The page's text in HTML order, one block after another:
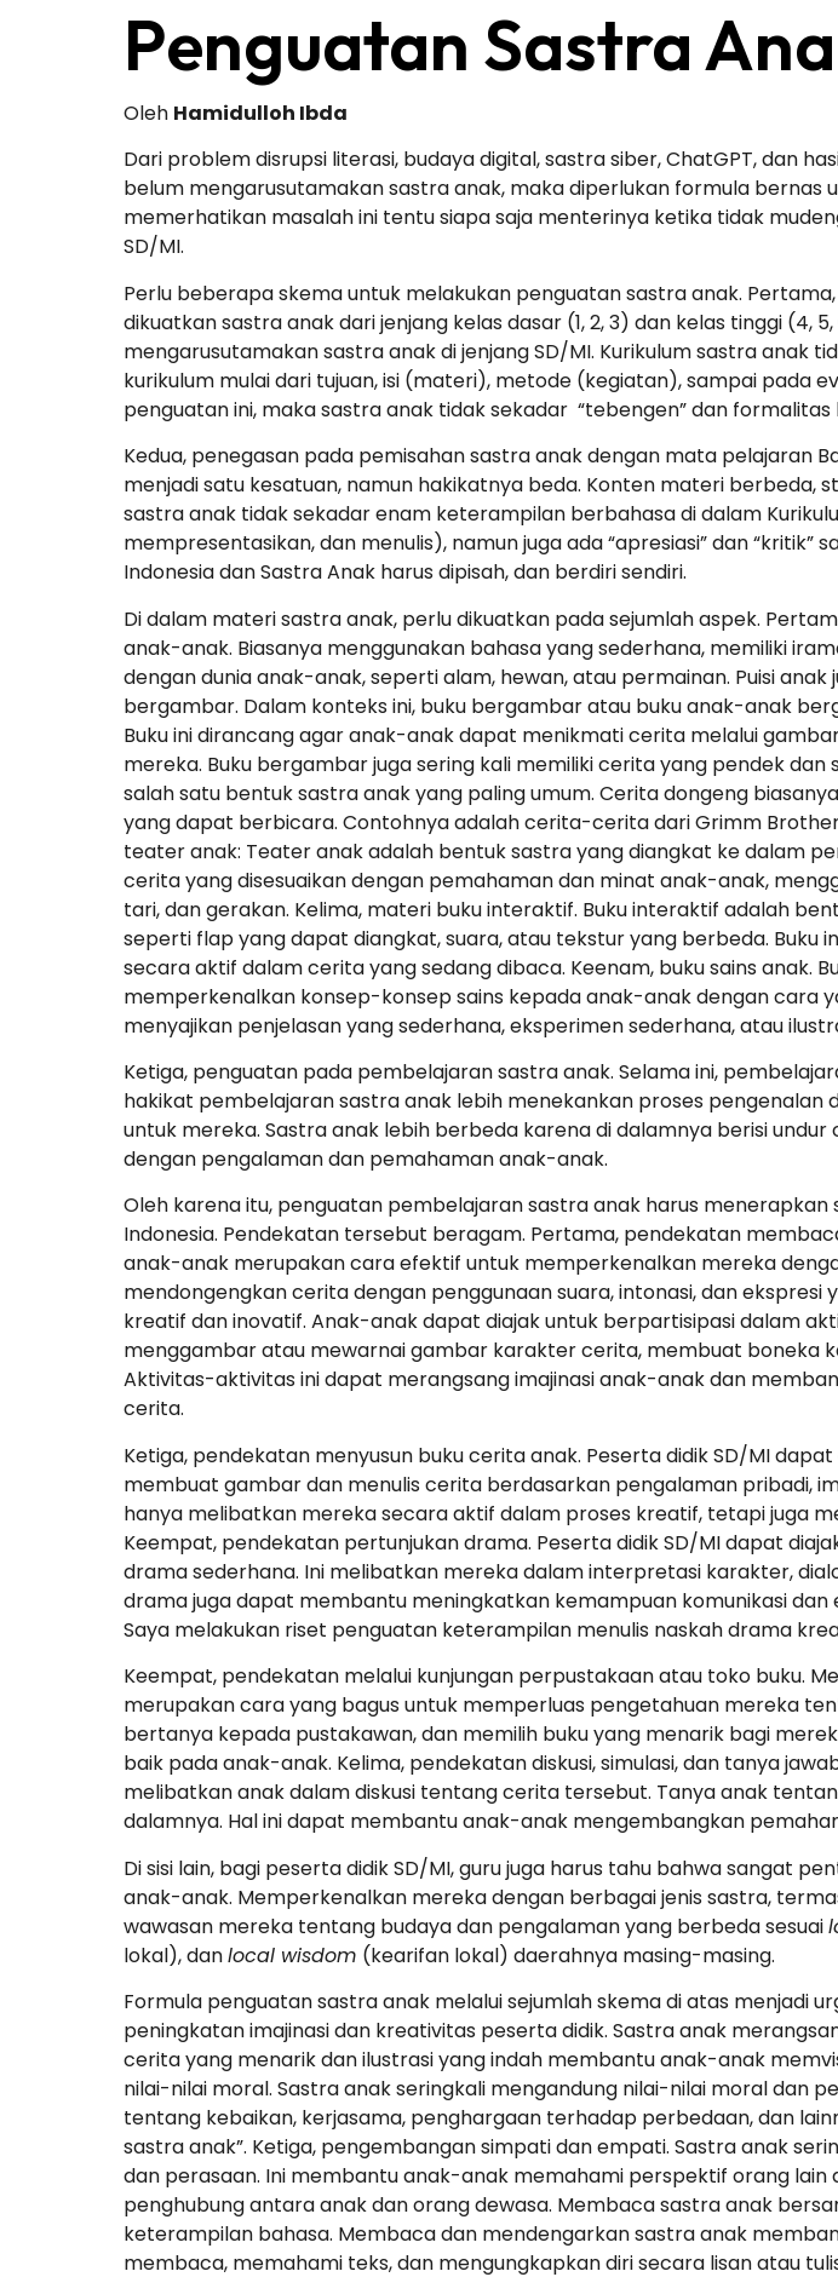
Penguatan Sastra
Oleh Hamidulloh Ibda
Dari problem disrupsi literasi, budaya digital, sastra siber, ChatGPT, dan
belum mengarusutamakan sastra anak, maka diperlukan formula bernas
memerhatikan masalah ini tentu siapa saja menterinya ketika tidak
SD/MI.
Perlu beberapa skema untuk melakukan penguatan sastra anak.
dikuatkan sastra anak dari jenjang kelas dasar (1, 2, 3) dan kelas tinggi (4,
mengarusutamakan sastra anak di jenjang SD/MI. Kurikulum sastra anak
kurikulum mulai dari tujuan, isi (materi), metode (kegiatan), sampai pada
penguatan ini, maka sastra anak tidak sekadar “tebengen” dan formalitas
Kedua, penegasan pada pemisahan sastra anak dengan mata pelajaran
menjadi satu kesatuan, namun hakikatnya beda. Konten materi
sastra anak tidak sekadar enam keterampilan berbahasa di dalam
mempresentasikan, dan menulis), namun juga ada “apresiasi” dan
Indonesia dan Sastra Anak harus dipisah, dan berdiri sendiri.
Di dalam materi sastra anak, perlu dikuatkan pada sejumlah aspek.
anak-anak. Biasanya menggunakan bahasa yang sederhana, memiliki
dengan dunia anak-anak, seperti alam, hewan, atau permainan. Puisi
bergambar. Dalam konteks ini, buku bergambar atau buku anak-anak
Buku ini dirancang agar anak-anak dapat menikmati cerita melalui
mereka. Buku bergambar juga sering kali memiliki cerita yang pendek
salah satu bentuk sastra anak yang paling umum. Cerita dongeng
yang dapat berbicara. Contohnya adalah cerita-cerita dari Grimm
teater anak: Teater anak adalah bentuk sastra yang diangkat ke dalam
cerita yang disesuaikan dengan pemahaman dan minat anak-anak,
tari, dan gerakan. Kelima, materi buku interaktif. Buku interaktif adalah
seperti flap yang dapat diangkat, suara, atau tekstur yang berbeda. Buku
secara aktif dalam cerita yang sedang dibaca. Keenam, buku sains anak.
memperkenalkan konsep-konsep sains kepada anak-anak dengan cara
menyajikan penjelasan yang sederhana, eksperimen sederhana, atau
Ketiga, penguatan pada pembelajaran sastra anak. Selama ini,
hakikat pembelajaran sastra anak lebih menekankan proses
untuk mereka. Sastra anak lebih berbeda karena di dalamnya berisi
dengan pengalaman dan pemahaman anak-anak.
Oleh karena itu, penguatan pembelajaran sastra anak harus
Indonesia. Pendekatan tersebut beragam. Pertama, pendekatan
anak-anak merupakan cara efektif untuk memperkenalkan mereka
mendongengkan cerita dengan penggunaan suara, intonasi, dan
kreatif dan inovatif. Anak-anak dapat diajak untuk berpartisipasi dalam
menggambar atau mewarnai gambar karakter cerita, membuat boneka
Aktivitas-aktivitas ini dapat merangsang imajinasi anak-anak dan
cerita.
Ketiga, pendekatan menyusun buku cerita anak. Peserta didik SD/MI
membuat gambar dan menulis cerita berdasarkan pengalaman pribadi,
hanya melibatkan mereka secara aktif dalam proses kreatif, tetapi juga
Keempat, pendekatan pertunjukan drama. Peserta didik SD/MI dapat
drama sederhana. Ini melibatkan mereka dalam interpretasi karakter,
drama juga dapat membantu meningkatkan kemampuan komunikasi dan
Saya melakukan riset penguatan keterampilan menulis naskah drama
Keempat, pendekatan melalui kunjungan perpustakaan atau toko buku.
merupakan cara yang bagus untuk memperluas pengetahuan mereka
bertanya kepada pustakawan, dan memilih buku yang menarik bagi
baik pada anak-anak. Kelima, pendekatan diskusi, simulasi, dan tanya
melibatkan anak dalam diskusi tentang cerita tersebut. Tanya anak
dalamnya. Hal ini dapat membantu anak-anak mengembangkan
Di sisi lain, bagi peserta didik SD/MI, guru juga harus tahu bahwa sangat
anak-anak. Memperkenalkan mereka dengan berbagai jenis sastra,
wawasan mereka tentang budaya dan pengalaman yang berbeda sesuai
lokal), danlocal wisdom (kearifan lokal) daerahnya masing-masing.
Formula penguatan sastra anak melalui sejumlah skema di atas menjadi
peningkatan imajinasi dan kreativitas peserta didik. Sastra anak
cerita yang menarik dan ilustrasi yang indah membantu anak-anak
nilai-nilai moral. Sastra anak seringkali mengandung nilai-nilai moral dan
tentang kebaikan, kerjasama, penghargaan terhadap perbedaan, dan
sastra anak”. Ketiga, pengembangan simpati dan empati. Sastra anak
dan perasaan. Ini membantu anak-anak memahami perspektif orang
penghubung antara anak dan orang dewasa. Membaca sastra anak
keterampilan bahasa. Membaca dan mendengarkan sastra anak
membaca, memahami teks, dan mengungkapkan diri secara lisan atau